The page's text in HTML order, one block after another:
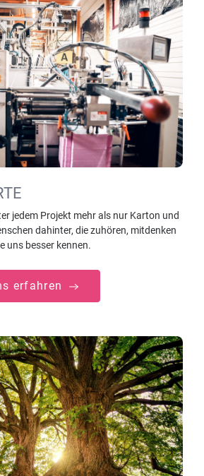
jedem Projekt mehr als nur Karton und
dahinter, die zuhören, mitdenken
uns besser kennen.
erfahren